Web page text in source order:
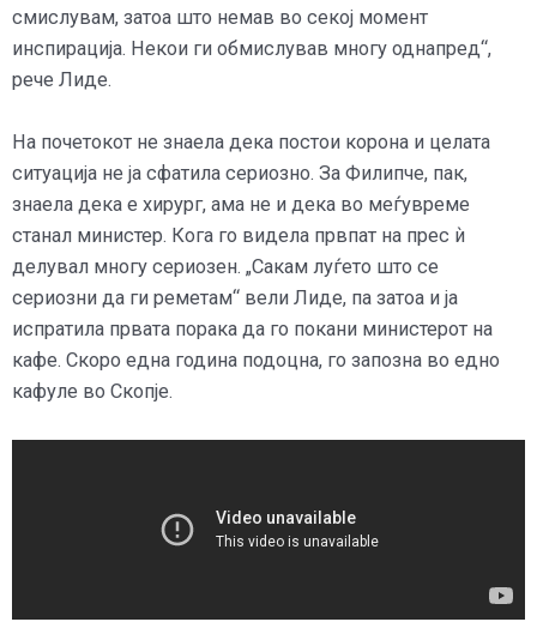
смислувам, затоа што немав во секој момент
инспирација. Некои ги обмислував многу однапред“,
рече Лиде.
На почетокот не знаела дека постои корона и целата
ситуација не ја сфатила сериозно. За Филипче, пак,
знаела дека е хирург, ама не и дека во меѓувреме
станал министер. Кога го видела првпат на прес ѝ
делувал многу сериозен. „Сакам луѓето што се
сериозни да ги реметам“ вели Лиде, па затоа и ја
испратила првата порака да го покани министерот на
кафе. Скоро една година подоцна, го запозна во едно
кафуле во Скопје.